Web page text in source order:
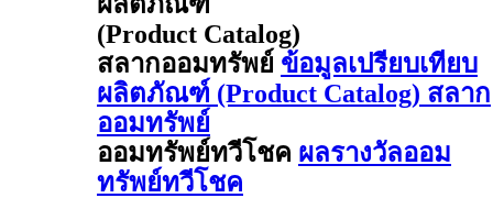
(Product Catalog)
สลากออมทรัพย์ ข้อมูลเปรียบเทียบ
ผลิตภัณฑ์ (Product Catalog) สลาก
ออมทรัพย์
ออมทรัพย์ทวีโชค ผลรางวัลออม
ทรัพย์ทวีโชค